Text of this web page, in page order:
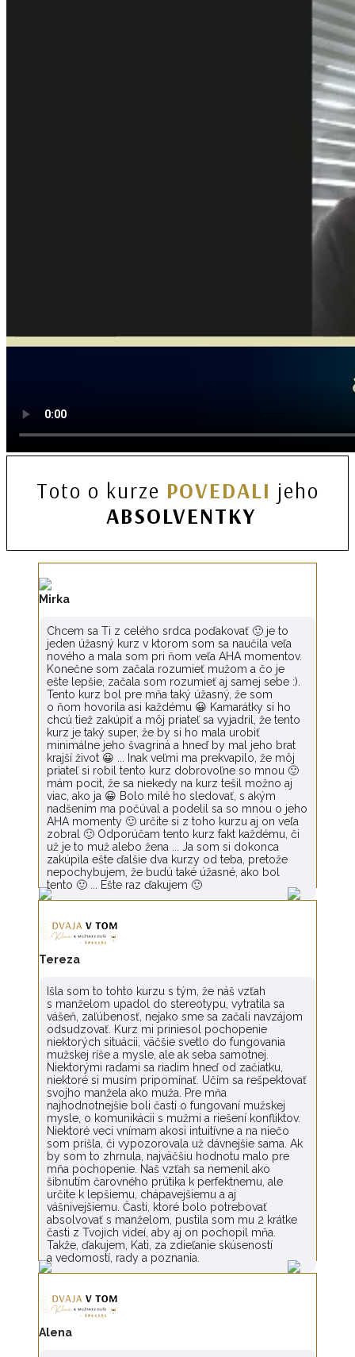
Toto o kurze POVEDALI jeho
ABSOLVENTKY
Mirka
Chcem sa Ti z celého srdca poďakovať 🙂 je to
jeden úžasný kurz v ktorom som sa naučila veľa
nového a mala som pri ňom veľa AHA momentov.
Konečne som začala rozumieť mužom a čo je
ešte lepšie, začala som rozumieť aj samej sebe :).
Tento kurz bol pre mňa taký úžasný, že som
o ňom hovorila asi každému 😀 Kamarátky si ho
chcú tiež zakúpiť a môj priateľ sa vyjadril, že tento
kurz je taký super, že by si ho mala urobiť
minimálne jeho švagriná a hneď by mal jeho brat
krajší život 😀 ... Inak veľmi ma prekvapilo, že môj
priateľ si robil tento kurz dobrovoľne so mnou 🙂
mám pocit, že sa niekedy na kurz tešil možno aj
viac, ako ja 😀 Bolo milé ho sledovať, s akým
nadšením ma počúval a podelil sa so mnou o jeho
AHA momenty 🙂 určite si z toho kurzu aj on veľa
zobral 🙂 Odporúčam tento kurz fakt každému, či
už je to muž alebo žena ... Ja som si dokonca
zakúpila ešte ďalšie dva kurzy od teba, pretože
nepochybujem, že budú také úžasné, ako bol
tento 🙂 ... Ešte raz ďakujem 🙂
Tereza
Išla som to tohto kurzu s tým, že náš vzťah
s manželom upadol do stereotypu, vytratila sa
vášeň, zaľúbenosť, nejako sme sa začali navzájom
odsudzovať. Kurz mi priniesol pochopenie
niektorých situácii, väčšie svetlo do fungovania
mužskej ríše a mysle, ale ak seba samotnej.
Niektorými radami sa riadim hneď od začiatku,
niektoré si musím pripomínať. Učím sa rešpektovať
svojho manžela ako muža. Pre mňa
najhodnotnejšie boli časti o fungovaní mužskej
mysle, o komunikácii s mužmi a riešení konfliktov.
Niektoré veci vnímam akosi intuitívne a na niečo
som prišla, či vypozorovala už dávnejšie sama. Ak
by som to zhrnula, najväčšiu hodnotu malo pre
mňa pochopenie. Naš vzťah sa nemenil ako
šibnutím čarovného prútika k perfektnemu, ale
určite k lepšiemu, chápavejšiemu a aj
vášnivejšiemu. Časti, ktoré bolo potrebovať
absolvovať s manželom, pustila som mu 2 krátke
časti z Tvojich videí, aby aj on pochopil mňa.
Takže, ďakujem, Kati, za zdieľanie skúseností
a vedomostí, rady a poznania.
Alena